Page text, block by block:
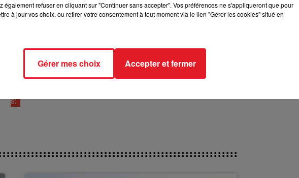
pour la filiière des courses sur une
du gouvernement,
leJEUDI 7 NOVEMBRE.
s:
également refuser en cliquant sur "Continuer sans accepter". Vos préférences ne s'appliqueront que pour
à jour vos choix, ou retirer votre consentement à tout moment via le lien "Gérer les cookies" situé en
Gérer mes choix Accepter et fermer